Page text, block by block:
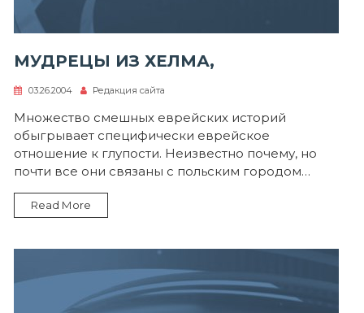
МУДРЕЦЫ ИЗ ХЕЛМА,
03.26.2004 Редакция сайта
Множество смешных еврейских историй
обыгрывает специфически еврейское
отношение к глупости. Неизвестно почему, но
почти все они связаны с польским городом…
Read More